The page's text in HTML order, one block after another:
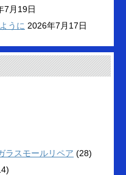
7月19日
うに 2026年7月17日
ラスモールリペア (28)